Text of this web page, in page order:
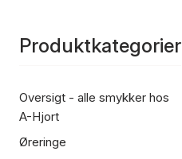
Produktkategorier
Oversigt - alle smykker hos
A-Hjort
Øreringe